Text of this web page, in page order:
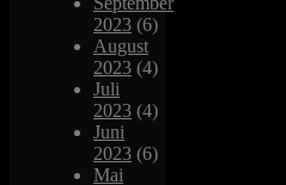
2023 (6)
August
2023 (4)
Juli
2023 (4)
Juni
2023 (6)
Mai